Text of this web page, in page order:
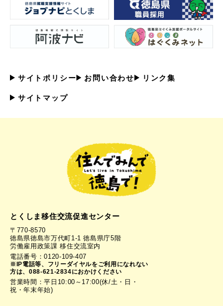
サイトポリシー お問い合わせ リンク集
サイトマップ
とくしま移住交流促進センター
〒770-8570
徳島県徳島市万代町1-1 徳島県庁5階
労働雇用政策課 移住交流室内
電話番号：0120-109-407
※IP電話等、フリーダイヤルをご利用になれない
方は、088-621-2834におかけください
営業時間：平日10:00～17:00(休/土・日・
祝・年末年始)